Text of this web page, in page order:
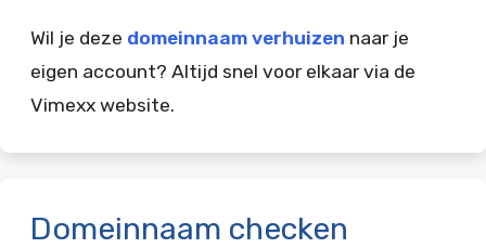
Wil je deze domeinnaam verhuizen naar je
eigen account? Altijd snel voor elkaar via de
Vimexx website.
Domeinnaam checken